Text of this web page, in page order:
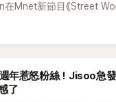
Mnet新節目《Street
告中，公開談及自己在〈
年惹怒粉絲！Jisoo急
了